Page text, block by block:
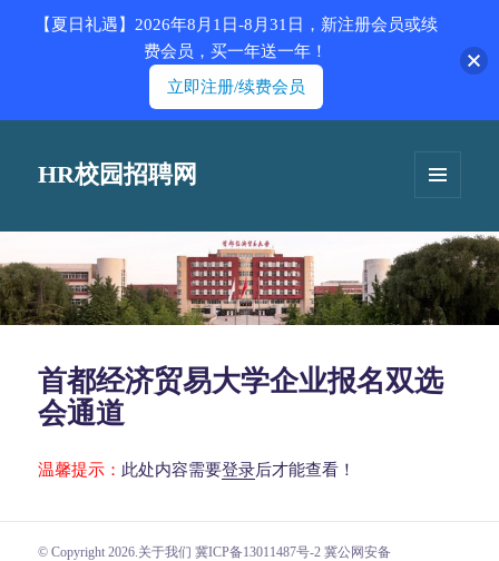
HR校园招聘网
首都经济贸易大学企业报名双选
会通道
温馨提示： 此处内容需要登录后才能查看！
© Copyright 2026. 关于我们 冀ICP备13011487号-2 冀公网安备
【夏日礼遇】2026年8月1日-8月31日，新注册会员或续
费会员，买一年送一年！
立即注册/续费会员